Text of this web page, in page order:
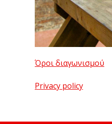
Όροι διαγωνισμού
Privacy policy